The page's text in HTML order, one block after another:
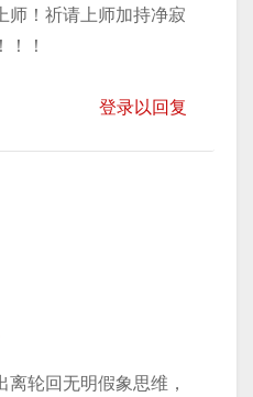
师！祈请上师加持净寂
！
登录以回复
轮回无明假象思维，